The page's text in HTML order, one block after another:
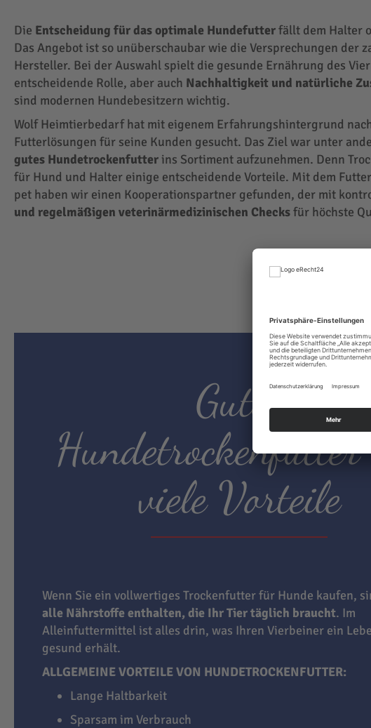
Die Entscheidung für das optimale Hundefutterfällt dem Halter
Das Angebot ist so unüberschaubar wie die Versprechungen der
Hersteller. Bei der Auswahl spielt die gesunde Ernährung des
entscheidende Rolle, aber auch Nachhaltigkeit und natürliche
sind modernen Hundebesitzern wichtig.
Wolf Heimtierbedarf hat mit eigenem Erfahrungshintergrund
Futterlösungen für seine Kunden gesucht. Das Ziel war unter
gutes Hundetrockenfutter ins Sortiment aufzunehmen. Denn
für Hund und Halter einige entscheidende Vorteile. Mit dem
pet haben wir einen Kooperationspartner gefunden, der mit
und regelmäßigen veterinärmedizinischen Checksfür höchste
Gutes
viele Vorteile
Wenn Sie ein vollwertiges Trockenfutter für Hunde kaufen,
alle Nährstoffe enthalten, die Ihr Tier täglich braucht. Im
Alleinfuttermittel ist alles drin, was Ihren Vierbeiner ein
gesund erhält.
ALLGEMEINE VORTEILE VON HUNDETROCKENFUTTER:
Lange Haltbarkeit
Sparsam im Verbrauch